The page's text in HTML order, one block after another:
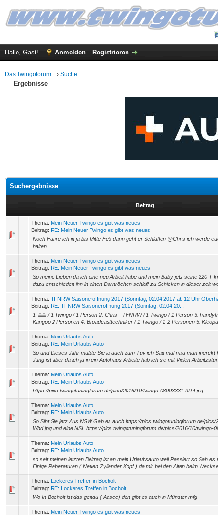
Hallo, Gast! Anmelden Registrieren
Das Twingoforum... › Suche
Ergebnisse
Suchergebnisse
Beitrag
Thema: Mein Neuer Twingo es gibt was neues
Beitrag: RE: Mein Neuer Twingo es gibt was neues
Noch Fahre ich in ja bis Mitte Feb dann geht er Schlaffen @Chris ich werde
halten
Thema: Mein Neuer Twingo es gibt was neues
Beitrag: RE: Mein Neuer Twingo es gibt was neues
So meine Lieben da ich eine neu Arbeit habe und mein Baby jetz seine 220 T
dazu entschieden ihn in einen Dornröchen schlaff zu Schicken in dieser zeit
Thema: TFNRW Saisoneröffnung 2017 (Sonntag, 02.04.2017 ab 12 Uhr
Beitrag: RE: TFNRW Saisoneröffnung 2017 (Sonntag, 02.04.20...
1. lliillii / 1 Twingo / 1 Person 2. Chris - TFNRW / 1 Twingo / 1 Person 3.
Kangoo 2 Personen 4. Broadcasttechniker / 1 Twingo / 1-2 Personen 5.
Thema: Mein Urlaubs Auto
Beitrag: RE: Mein Urlaubs Auto
So und Dieses Jahr mußte Sie ja auch zum Tüv ich Sag mal naja man merckt
Jung ist aber da ich ja in ein Autohaus Arbeite hab ich sie mit Vielen
Thema: Mein Urlaubs Auto
Beitrag: RE: Mein Urlaubs Auto
https://pics.twingotuningforum.de/pics/2016/10/twingo-08003331-9R4.jpg
Thema: Mein Urlaubs Auto
Beitrag: RE: Mein Urlaubs Auto
So Siht Sie jetz Aus NSW Gab es auch https://pics.twingotuningforum.de/pics/
Whd.jpg und eine NSL https://pics.twingotuningforum.de/pics/2016/10/twingo-
Thema: Mein Urlaubs Auto
Beitrag: RE: Mein Urlaubs Auto
so seit meinen letzten Beitrag ist an mein Urlaubsauto weil Passiert so Sah es
Einige Reberaturen ( Neuen Zyliender Kopf ) da mir bei den Alten beim
Thema: Lockeres Treffen in Bocholt
Beitrag: RE: Lockeres Treffen in Bocholt
Wo In Bocholt ist das genau ( Aasee) den gibt es auch in Münster mfg
Thema: Mein Neuer Twingo es gibt was neues